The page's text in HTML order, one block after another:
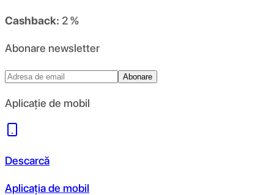
Cashback: 2 %
Abonare newsletter
Abonare
Aplicație de mobil
Descarcă
Aplicația de mobil